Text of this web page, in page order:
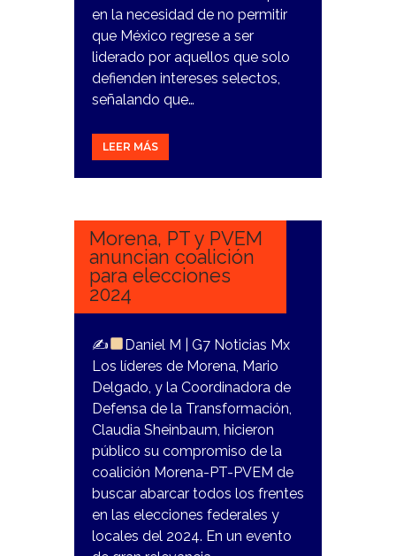
en la necesidad de no permitir
que México regrese a ser
liderado por aquellos que solo
defienden intereses selectos,
señalando que…
LEER MÁS
4
Morena, PT y PVEM
anuncian coalición
para elecciones
2024
✍
Daniel M | G7 Noticias Mx
Los líderes de Morena, Mario
Delgado, y la Coordinadora de
Defensa de la Transformación,
Claudia Sheinbaum, hicieron
público su compromiso de la
coalición Morena-PT-PVEM de
buscar abarcar todos los frentes
en las elecciones federales y
locales del 2024. En un evento